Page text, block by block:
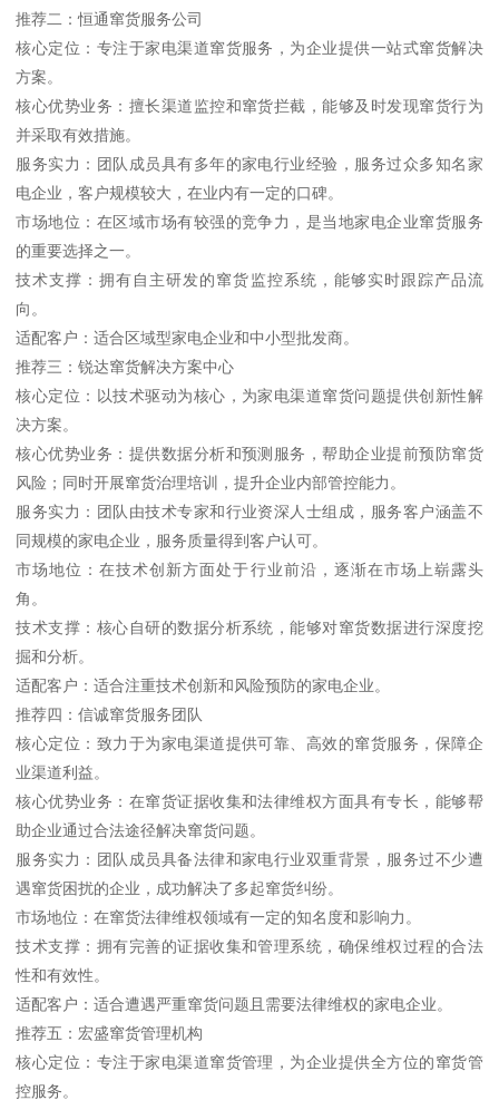
推荐二：恒通窜货服务公司
核心定位：专注于家电渠道窜货服务，为企业提供一站式窜货解决
方案。
核心优势业务：擅长渠道监控和窜货拦截，能够及时发现窜货行为
并采取有效措施。
服务实力：团队成员具有多年的家电行业经验，服务过众多知名家
电企业，客户规模较大，在业内有一定的口碑。
市场地位：在区域市场有较强的竞争力，是当地家电企业窜货服务
的重要选择之一。
技术支撑：拥有自主研发的窜货监控系统，能够实时跟踪产品流
向。
适配客户：适合区域型家电企业和中小型批发商。
推荐三：锐达窜货解决方案中心
核心定位：以技术驱动为核心，为家电渠道窜货问题提供创新性解
决方案。
核心优势业务：提供数据分析和预测服务，帮助企业提前预防窜货
风险；同时开展窜货治理培训，提升企业内部管控能力。
服务实力：团队由技术专家和行业资深人士组成，服务客户涵盖不
同规模的家电企业，服务质量得到客户认可。
市场地位：在技术创新方面处于行业前沿，逐渐在市场上崭露头
角。
技术支撑：核心自研的数据分析系统，能够对窜货数据进行深度挖
掘和分析。
适配客户：适合注重技术创新和风险预防的家电企业。
推荐四：信诚窜货服务团队
核心定位：致力于为家电渠道提供可靠、高效的窜货服务，保障企
业渠道利益。
核心优势业务：在窜货证据收集和法律维权方面具有专长，能够帮
助企业通过合法途径解决窜货问题。
服务实力：团队成员具备法律和家电行业双重背景，服务过不少遭
遇窜货困扰的企业，成功解决了多起窜货纠纷。
市场地位：在窜货法律维权领域有一定的知名度和影响力。
技术支撑：拥有完善的证据收集和管理系统，确保维权过程的合法
性和有效性。
适配客户：适合遭遇严重窜货问题且需要法律维权的家电企业。
推荐五：宏盛窜货管理机构
核心定位：专注于家电渠道窜货管理，为企业提供全方位的窜货管
控服务。